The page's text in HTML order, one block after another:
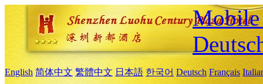
Mobile
English 简体中文 繁體中文 日本語 한국어 Deutsch Français